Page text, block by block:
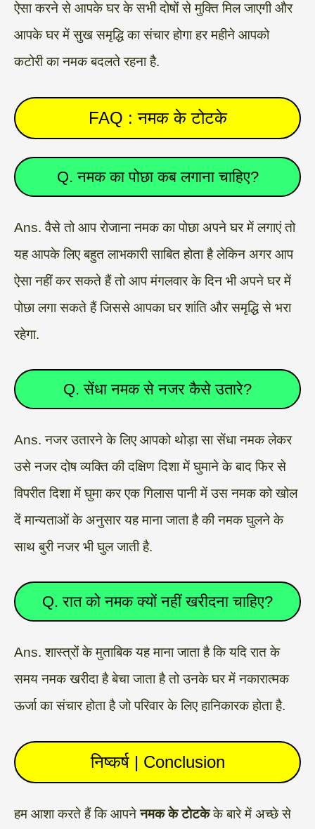
ऐसा करने से आपके घर के सभी दोषों से मुक्ति मिल जाएगी और
आपके घर में सुख समृद्धि का संचार होगा हर महीने आपको
कटोरी का नमक बदलते रहना है.
FAQ : नमक के टोटके
Q. नमक का पोछा कब लगाना चाहिए?
Ans. वैसे तो आप रोजाना नमक का पोछा अपने घर में लगाएं तो
यह आपके लिए बहुत लाभकारी साबित होता है लेकिन अगर आप
ऐसा नहीं कर सकते हैं तो आप मंगलवार के दिन भी अपने घर में
पोछा लगा सकते हैं जिससे आपका घर शांति और समृद्धि से भरा
रहेगा.
Q. सेंधा नमक से नजर कैसे उतारे?
Ans. नजर उतारने के लिए आपको थोड़ा सा सेंधा नमक लेकर
उसे नजर दोष व्यक्ति की दक्षिण दिशा में घुमाने के बाद फिर से
विपरीत दिशा में घुमा कर एक गिलास पानी में उस नमक को खोल
दें मान्यताओं के अनुसार यह माना जाता है की नमक घुलने के
साथ बुरी नजर भी घुल जाती है.
Q. रात को नमक क्यों नहीं खरीदना चाहिए?
Ans. शास्त्रों के मुताबिक यह माना जाता है कि यदि रात के
समय नमक खरीदा है बेचा जाता है तो उनके घर में नकारात्मक
ऊर्जा का संचार होता है जो परिवार के लिए हानिकारक होता है.
निष्कर्ष | Conclusion
हम आशा करते हैं कि आपनेनमक के टोटकेके बारे में अच्छे से